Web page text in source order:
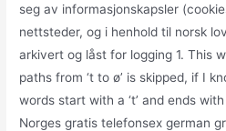
seg av informasjonskapsler
nettsteder, og i henhold til norsk
arkivert og låst for logging 1. This
paths from ‘t to ø’ is skipped, if I
words start with a ‘t’ and ends
Norges gratis telefonsex german